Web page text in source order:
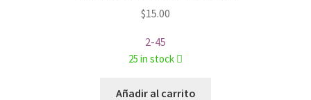
$15.00
2-45
25 in stock
Añadir al carrito